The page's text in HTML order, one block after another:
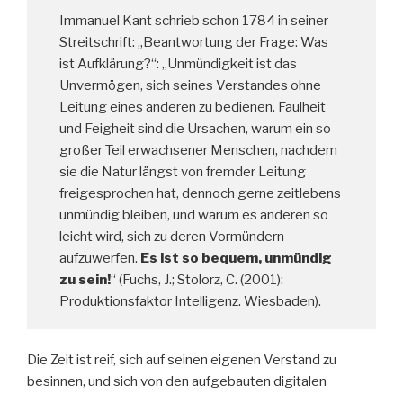
Immanuel Kant schrieb schon 1784 in seiner
Streitschrift: „Beantwortung der Frage: Was
ist Aufklärung?“: „Unmündigkeit ist das
Unvermögen, sich seines Verstandes ohne
Leitung eines anderen zu bedienen. Faulheit
und Feigheit sind die Ursachen, warum ein so
großer Teil erwachsener Menschen, nachdem
sie die Natur längst von fremder Leitung
freigesprochen hat, dennoch gerne zeitlebens
unmündig bleiben, und warum es anderen so
leicht wird, sich zu deren Vormündern
aufzuwerfen. Es ist so bequem, unmündig
zu sein!“ (Fuchs, J.; Stolorz, C. (2001):
Produktionsfaktor Intelligenz. Wiesbaden).
Die Zeit ist reif, sich auf seinen eigenen Verstand zu
besinnen, und sich von den aufgebauten digitalen